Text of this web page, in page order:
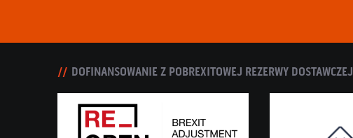
DOFINANSOWANIE Z POBREXITOWEJ REZERWY DOSTAWCZEJ